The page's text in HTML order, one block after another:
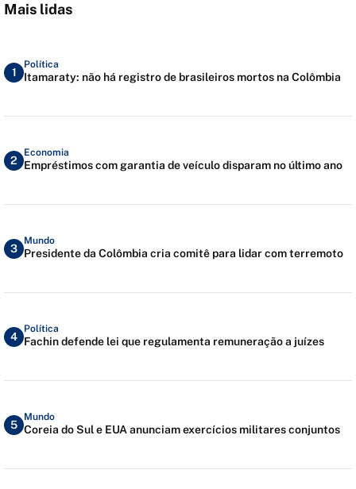
Mais lidas
1
Política
Itamaraty: não há registro de brasileiros mortos na Colômbia
2
Economia
Empréstimos com garantia de veículo disparam no último ano
3
Mundo
Presidente da Colômbia cria comitê para lidar com terremoto
4
Política
Fachin defende lei que regulamenta remuneração a juízes
5
Mundo
Coreia do Sul e EUA anunciam exercícios militares conjuntos